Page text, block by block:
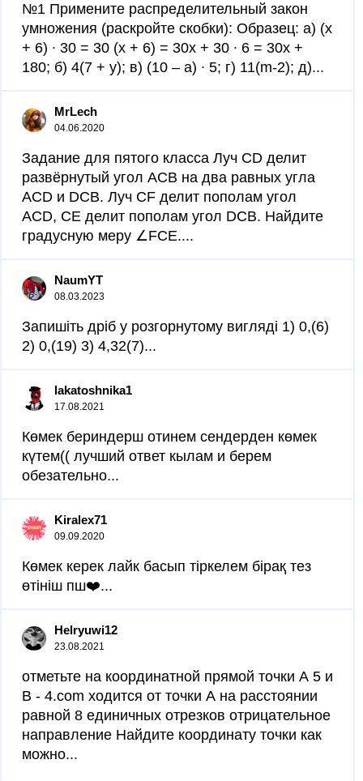
№1 Примените распределительный закон
умножения (раскройте скобки): Образец: а) (x
+ 6) ∙ 30 = 30 (x + 6) = 30x + 30 ∙ 6 = 30x +
180; б) 4(7 + y); в) (10 – а) ∙ 5; г) 11(m-2); д)...
MrLech
04.06.2020
Задание для пятого класса Луч СD делит
развёрнутый угол AСB на два равных угла
ACD и DCB. Луч CF делит пополам угол
ACD, CE делит пополам угол DCB. Найдите
градусную меру ∠FCE....
NaumYT
08.03.2023
Запишіть дріб у розгорнутому вигляді 1) 0,(6)
2) 0,(19) 3) 4,32(7)...
lakatoshnika1
17.08.2021
Көмек бериндерш отинем сендерден көмек
күтем(( лучший ответ кылам и берем
обезательно​...
Kiralex71
09.09.2020
Көмек керек лайк басып тіркелем бірақ тез
өтініш пш❤️​...
Helryuwi12
23.08.2021
отметьте на координатной прямой точки А 5 и
B - 4.com ходится от точки А на расстоянии
равной 8 единичных отрезков отрицательное
направление Найдите координату точки как
можно...